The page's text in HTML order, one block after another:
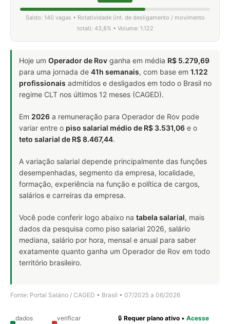
Saldo: 140 vagas • Rotatividade (int. de desligamento / movimento
total): 43,8% • Volume: 1.122
Hoje um Operador de Rov ganha em média R$ 5.279,69
para uma jornada de 41h semanais, com base em 1.122
profissionais admitidos e desligados em todo o Brasil no
regime CLT nos últimos 12 meses (CAGED).
Em 2026 a remuneração para Operador de Rov pode
variar entre o piso salarial médio de R$ 3.531,06 e o
teto salarial de R$ 8.467,44.
A variação salarial depende principalmente das funções
desempenhadas, segmento da empresa, localidade,
formação, experiência na função e política de cargos,
salários e carreiras da empresa.
Você pode conferir logo abaixo na tabela salarial, mais
dados da pesquisa como piso salarial 2026, salário
mediana, salário por hora, mensal e anual para saber
exatamente quanto ganha um Operador de Rov em todo
território brasileiro.
Fonte: Portal Salário / CAGED • Brasil • 07/2025 a 06/2026
dados
verificar
🔒Requer plano ativo •Acesse